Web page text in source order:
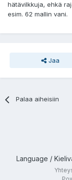
hätävilkkuja, ehkä
esim. 62 mallin vani.
Jaa
Palaa aiheisiin
Language /